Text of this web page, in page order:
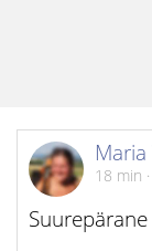
Maria
18 min ·